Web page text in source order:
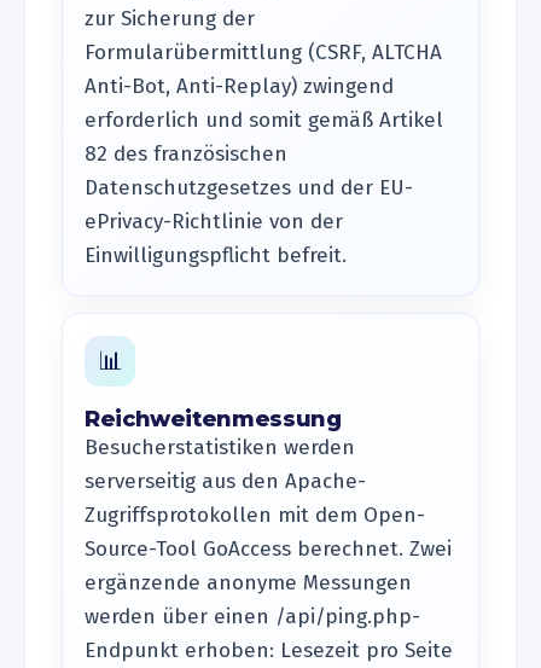
zur Sicherung der
Formularübermittlung (CSRF, ALTCHA
Anti-Bot, Anti-Replay) zwingend
erforderlich und somit gemäß Artikel
82 des französischen
Datenschutzgesetzes und der EU-
ePrivacy-Richtlinie von der
Einwilligungspflicht befreit.
📊
Reichweitenmessung
Besucherstatistiken werden
serverseitig aus den Apache-
Zugriffsprotokollen mit dem Open-
Source-Tool GoAccess berechnet. Zwei
ergänzende anonyme Messungen
werden über einen /api/ping.php-
Endpunkt erhoben: Lesezeit pro Seite